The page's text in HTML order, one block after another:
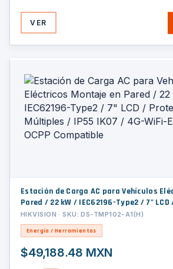
VER
Estación de Carga AC para Vehículos
Pared / 22 kW / IEC62196-Type2 / 7"
Múltiples / IP55 IK07 / 4G-WiFi-Ethernet /
Compatible
HIKVISION · SKU: DS-TMP102-A1(H)
Energía / Herramientas
$49,188.48 MXN